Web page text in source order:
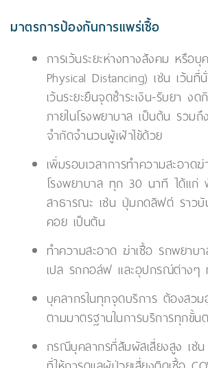
มาตรการป้องกันการแพร่เชื้อ
การเว้นระยะห่างทางสังคม หรือบุ
Physical Distancing) เช่น เว้น
เว้นระยะยืนจุดชำระเงิน-รับยา ง
ภายในโรงพยาบาล เป็นต้น รวม
จำกัดจำนวนผู้เฝ้าไข้ด้วย
เพิ่มรอบเวลาการทำความสะอาด
โรงพยาบาล ทุก 30 นาที ได้แ
สาธารณะ เช่น ปุ่มกดลิฟต์ ราวบั
คอย เป็นต้น
ทำความสะอาด ฆ่าเชื้อ รถพยาบ
เปล รถกอล์ฟ และอุปกรณ์ต่างๆ
บุคลากรในทุกจุดบริการ ต้องสว
ตามมาตรฐานในการบริการทุกขั้น
กรณีบุคลากรที่สัมผัสเสี่ยงสูง เช่